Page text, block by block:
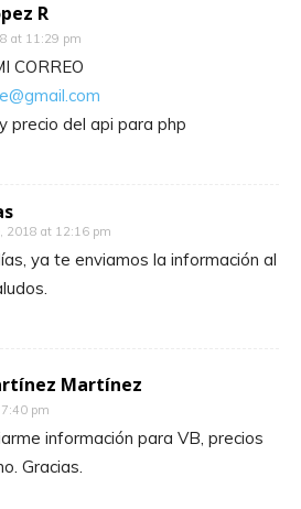
R
at 11:29 pm
CORREO
precio del api para php
2018 at 12:16 pm
ya te enviamos la información al
Martínez
pm
información para VB, precios
Gracias.